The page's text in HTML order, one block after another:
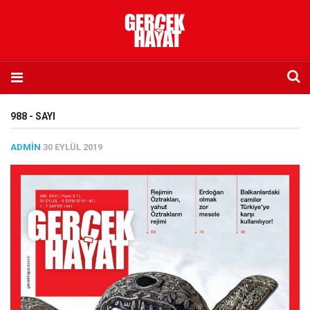
Abone olmak istiyorum
Satış noktası listesi
Eksik sayıların temini
Sosyal Medya
Twitter
988 - SAYI
ADMIN 30 EYLÜL 2019